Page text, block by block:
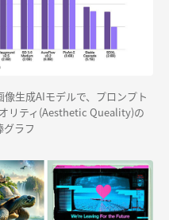
生成AIモデルで、プロンプト
リティ(Aesthetic Queality)の
ラフ